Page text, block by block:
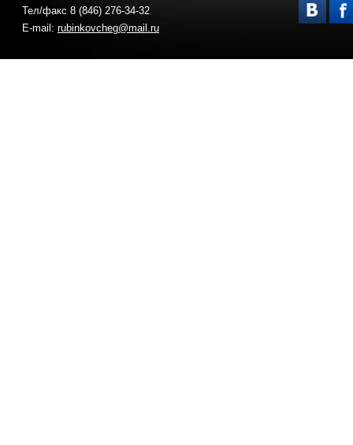
Тел/факс 8 (846) 276-34-32
E-mail: rubinkovcheg@mail.ru